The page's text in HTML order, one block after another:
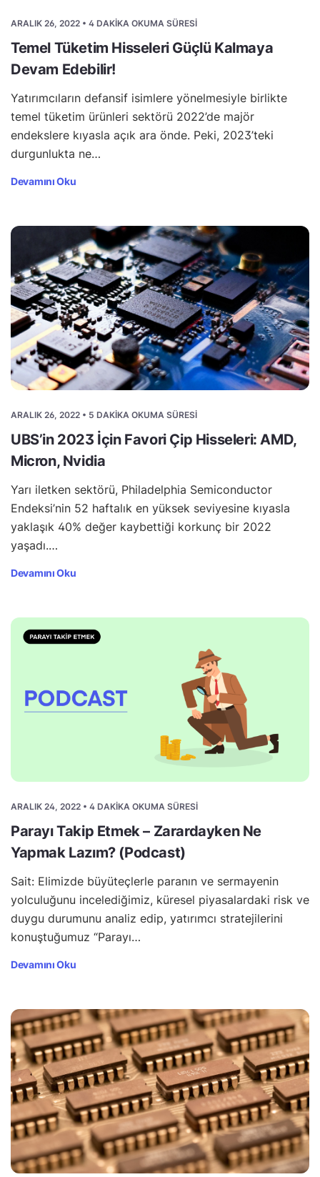
ARALIK 26, 2022 • 4 DAKIKA OKUMA SÜRESI
Temel Tüketim Hisseleri Güçlü Kalmaya
Devam Edebilir!
Yatırımcıların defansif isimlere yönelmesiyle birlikte
temel tüketim ürünleri sektörü 2022’de majör
endekslere kıyasla açık ara önde. Peki, 2023’teki
durgunlukta ne…
Devamını Oku
ARALIK 26, 2022 • 5 DAKIKA OKUMA SÜRESI
UBS’in 2023 İçin Favori Çip Hisseleri: AMD,
Micron, Nvidia
Yarı iletken sektörü, Philadelphia Semiconductor
Endeksi’nin 52 haftalık en yüksek seviyesine kıyasla
yaklaşık 40% değer kaybettiği korkunç bir 2022
yaşadı.…
Devamını Oku
ARALIK 24, 2022 • 4 DAKIKA OKUMA SÜRESI
Parayı Takip Etmek – Zarardayken Ne
Yapmak Lazım? (Podcast)
Sait: Elimizde büyüteçlerle paranın ve sermayenin
yolculuğunu incelediğimiz, küresel piyasalardaki risk ve
duygu durumunu analiz edip, yatırımcı stratejilerini
konuştuğumuz “Parayı…
Devamını Oku